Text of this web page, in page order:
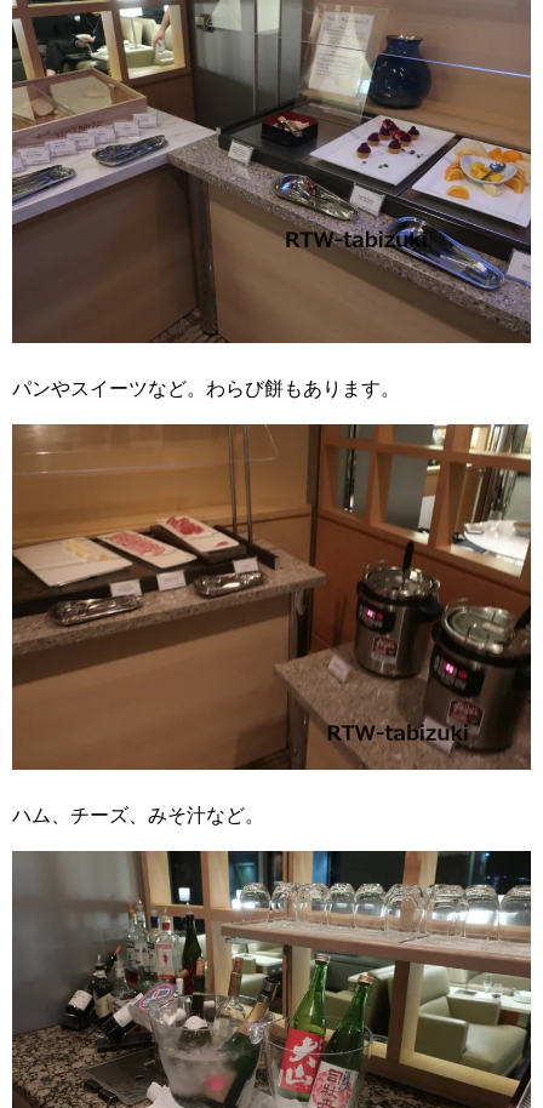
パンやスイーツなど。わらび餅もあります。
ハム、チーズ、みそ汁など。